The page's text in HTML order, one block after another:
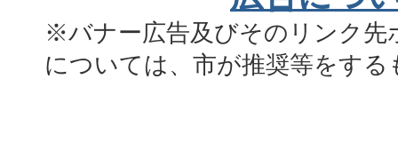
※バナー広告及びそのリンク先
については、市が推奨等をす